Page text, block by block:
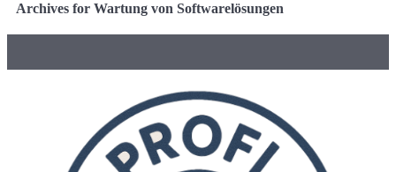
Archives for Wartung von Softwarelösungen